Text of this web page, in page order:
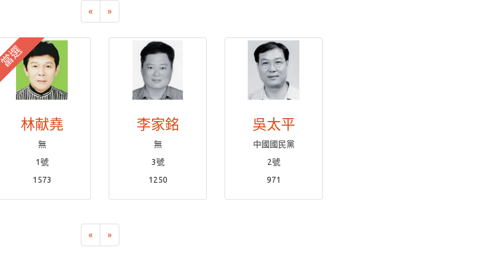
« »
選
林献堯
無
1號
1573
李家銘
無
3號
1250
吳太平
中國國民黨
2號
971
« »